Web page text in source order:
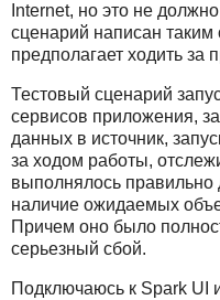
Internet, но это не
сценарий написан
предполагает ходить
Тестовый сценарий
сервисов приложения,
данных в источник,
за ходом работы,
выполнялось правильно
наличие ожидаемых
Причем оно было
серьезный сбой.
Подключаюсь к Spark UI